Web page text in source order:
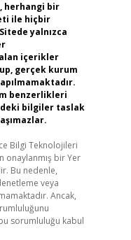
herhangi bir
ile hiçbir
yalnızca
içerikler
gerçek kurum
benzerlikleri
bilgiler taslak
Bilgi Teknolojileri
onaylanmış bir Yer
Bu nedenle,
veya
Ancak,
sorumluluğu kabul